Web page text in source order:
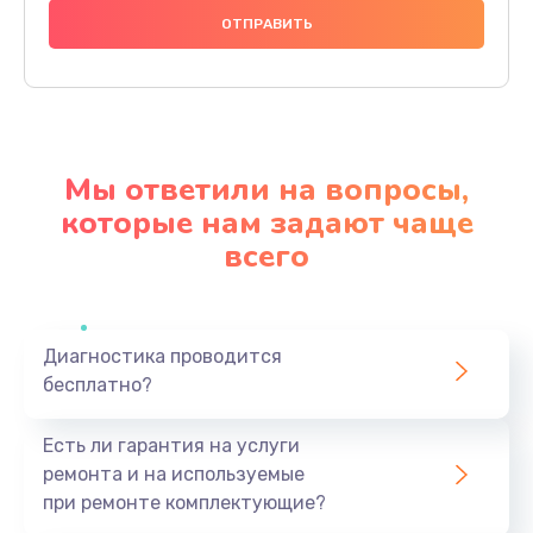
890 руб.
Заказать
Замена видеоадаптера (видеокарты)
Замена лампы подсветки монитора
Заказать
Мы ответили на вопросы,
которые нам задают чаще
всего
Диагностика проводится
бесплатно?
Есть ли гарантия на услуги
ремонта и на используемые
при ремонте комплектующие?